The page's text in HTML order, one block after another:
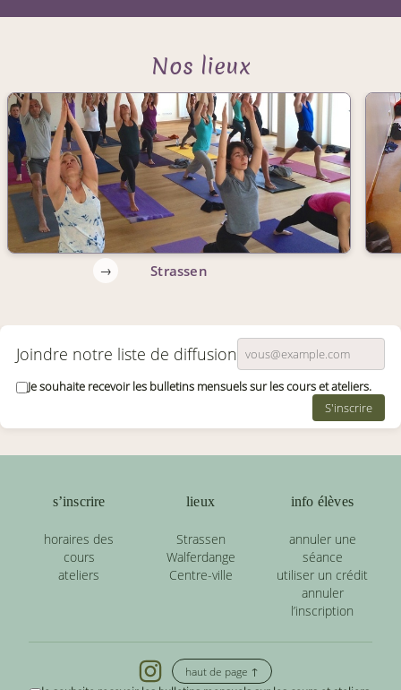
Nos lieux
Strassen
→
Joindre notre liste de diffusion
Je souhaite recevoir les bulletins mensuels sur les cours et ateliers.
S'inscrire
s’inscrire
horaires des
cours
ateliers
lieux
Strassen
Walferdange
Centre-ville
info élèves
annuler une
séance
utiliser un crédit
annuler
l’inscription
haut de page ↑